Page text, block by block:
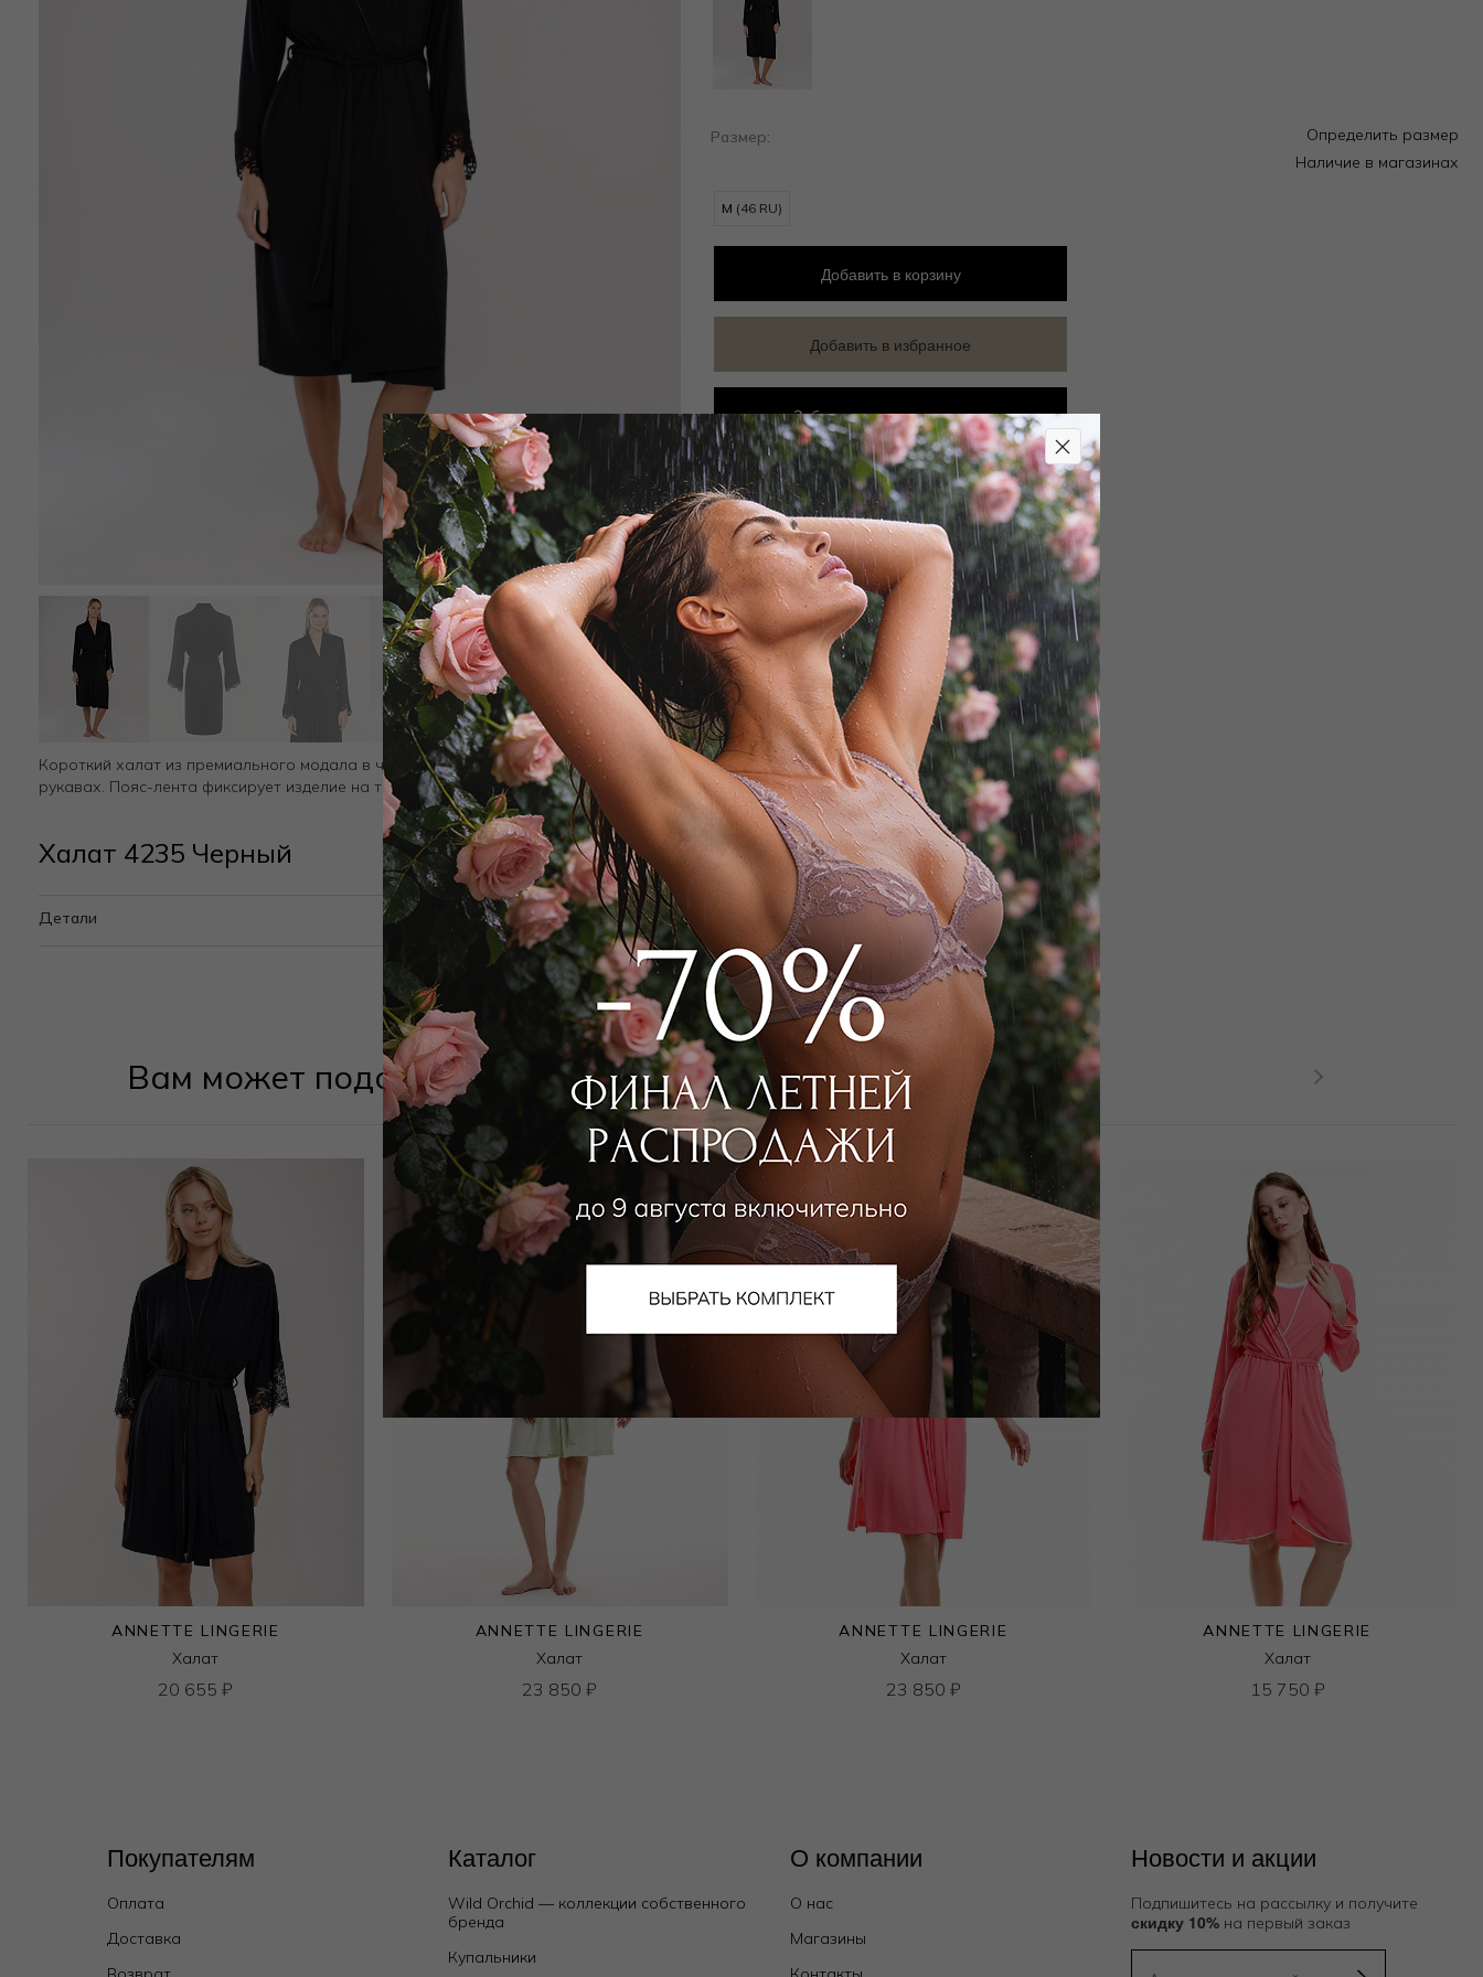
Короткий халат из премиального модала в черном цвете, украшен кружевом на
рукавах. Пояс-лента фиксирует изделие на талии.
Халат 4235 Черный
Детали
Размер:
Определить размер
Наличие в магазинах
M (46 RU)
Добавитьв корзину
Добавить в избранное
Забронировать в магазине
Вам может подойти
ANNETTE LINGERIE
Халат
20 655₽
ANNETTE LINGERIE
Халат
23 850₽
ANNETTE LINGERIE
Халат
23 850 ₽
ANNETTE LINGERIE
Халат
15 750 ₽
Покупателям
Оплата
Доставка
Каталог
Wild Orchid — коллекции собственного
бренда
Купальники
О компании
О нас
Магазины
Новости и акции
Подпишитесь на рассылку и получите
скидку 10%на первый заказ